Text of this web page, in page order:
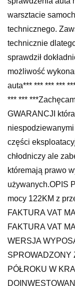
warsztacie
technicznego.
technicznie
sprawdził
możliwość
auta*** *** *** ***
*** ***
GWARANCJI
części
chłodniczy ale
któremają prawo
używanych.OPIS
mocy 122KM z
FAKTURA VAT
FAKTURA VAT
WERSJA
SPROWADZONY
PÓŁROKU W